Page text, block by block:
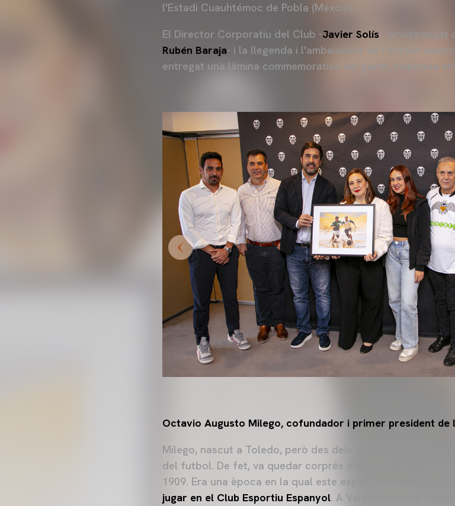
l'Estadi Cuauhtémoc de Pobla (Méxcio).
El Director Corporatiu del Club -Javier Solís -,
Rubén Baraja- i la llegenda i l'ambaixador de l'entitat
entregat una làmina commemorativa del partit, inspirada
Octavio Augusto Milego, cofundador i primer president de
Milego, nascut a Toledo, però des dels cinc anys d'edat a
del futbol. De fet, va quedar corprés d'este esport en un
1909. Era una època en la qual este esport vivia la seua
jugar en el Club Esportiu Espanyol. A València també van